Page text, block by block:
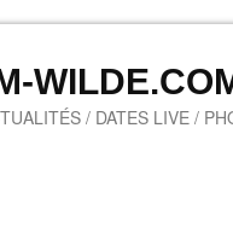
/ DATES LIVE /